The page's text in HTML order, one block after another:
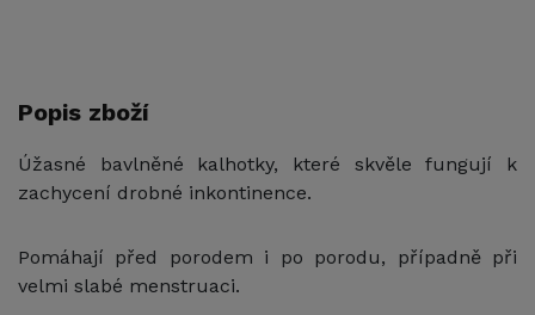
Popis zboží
Úžasné bavlněné kalhotky, které skvěle fungují k
zachycení drobné inkontinence.
Pomáhají před porodem i po porodu, případně při
velmi slabé menstruaci.